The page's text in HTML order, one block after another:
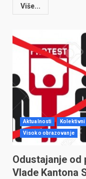
Više...
Aktualnosti
Visoko obrazovanje
Odustajanje
Vlade Kantona